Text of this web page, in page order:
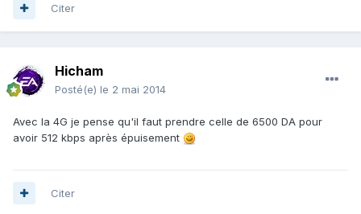
Citer
Hicham
Posté(e) le 2 mai 2014
Avec la 4G je pense qu'il faut prendre celle de 6500 DA pour
avoir 512 kbps après épuisement
Citer